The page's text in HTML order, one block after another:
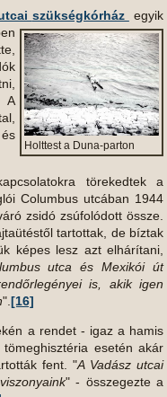
Holttest a Duna-parton
szükségkórház
egyik
A
törekedtek a
Columbus utcában 1944
zsidó zsúfolódott össze.
tartottak, de bíztak
képes lesz azt elhárítani,
utca és Mexikói út
is, akik igen
". [16]
a rendet - igaz a hamis
esetén akár
fent. "A Vadász utcai
" - összegezte a